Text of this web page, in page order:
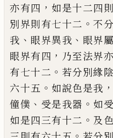
亦有四 ， 如是十二四
別界則有七十二 。不
我 、 眼界異我 、 眼界
眼界有四 ， 乃至法界
有七十二 。 若分別緣陰
六十五 。 如說色是我 ，
僮僕 、 受是我器 。 如
如是四三有十二 。 及